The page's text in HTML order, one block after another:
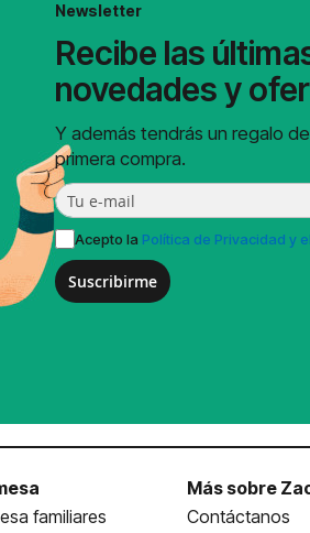
Newsletter
Recibe las
novedades y
Y además tendrás un regalo
primera compra.
Acepto la Política de Privacidad y
Suscribirme
familiares
Más sobre
Contáctanos